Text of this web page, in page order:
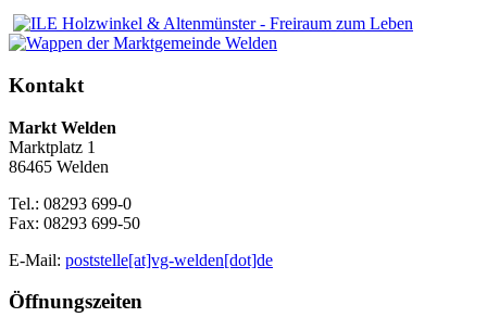
Kontakt
Markt Welden
Marktplatz 1
86465 Welden
Tel.: 08293 699-0
Fax: 08293 699-50
E-Mail: poststelle[at]vg-welden[dot]de
Öffnungszeiten